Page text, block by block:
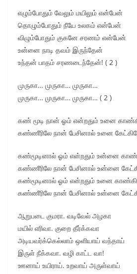
எழும்போதும் வேலும் மயிலும் என்பேன்
தொழும்போதும் நீயே உலகம் என்பேன்
விழும்போதும் குகனே சரணம் என்பேன்
உன்னை நாடி தவம் இருந்தேன்
உந்தன் பாதம் சரணடைந்தேன்! ( 2 )
முருகா… முருகா… முருகா…
முருகா… முருகா… முருகா… ( 2 )
கண் மூடி நான் ஓம் என்றதும் உனை
கண்ணீரிலே நான் பேசினால் உனை
கண்மூடினால் ஓம் என்றதும் உன்னை
கண்ணீரிலே நான் பேசினால் உன்னை
கண்மூடினால் ஓம் என்றதும் உனை
கண்ணீரிலே நான் பேசினால் உன்னை
ஆறுபடை குமரா. வடிவேல் அழகா
மயில் எரிவா. குறை தீர்க்கவா
அடியவர்க்கெல்லாம் ஒளியாய் வந்தாய்
இருள் நீக்கவா. வழி காட்ட வா!
ஊனாய் உயிராய். உறவாய் அருள்வாய்